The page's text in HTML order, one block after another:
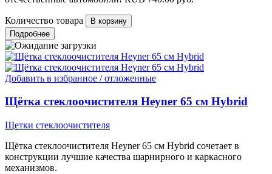
Количество товара
Подробнее
Добавить в избранное / отложенные
Щётка стеклоочистителя Heyner 65 см Hybrid
Щетки стеклоочистителя
Щётка стеклоочистителя Heyner 65 см Hybrid сочетает в
конструкции лучшие качества шарнирного и каркасного
механизмов.